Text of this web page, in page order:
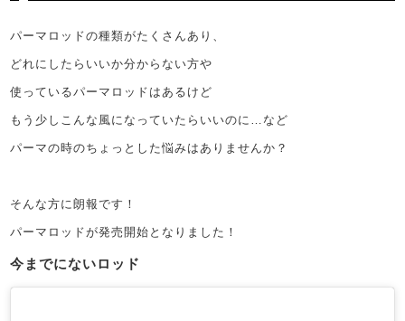
パーマロッドの種類がたくさんあり、
どれにしたらいいか分からない方や
使っているパーマロッドはあるけど
もう少しこんな風になっていたらいいのに…など
パーマの時のちょっとした悩みはありませんか？
そんな方に朗報です！
パーマロッドが発売開始となりました！
今までにないロッド